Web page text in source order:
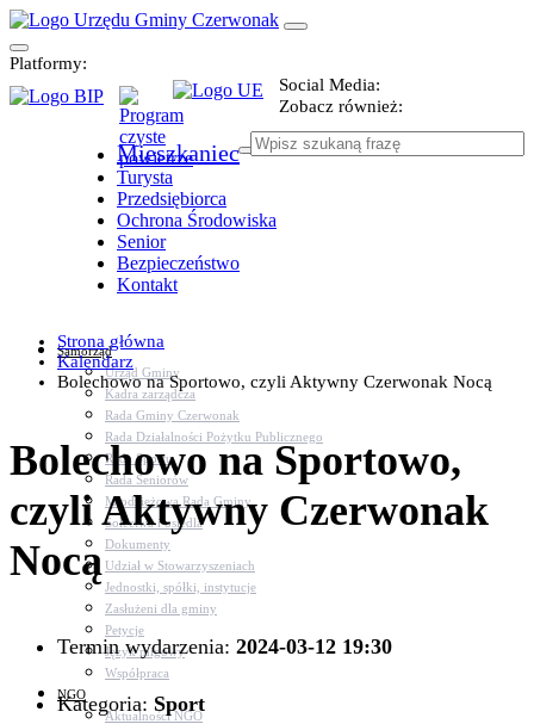
Platformy:
Social Media:
Zobacz również:
Mieszkaniec
Turysta
Przedsiębiorca
Ochrona Środowiska
Senior
Bezpieczeństwo
Kontakt
Samorząd
Urząd Gminy
Kadra zarządcza
Rada Gminy Czerwonak
Rada Działalności Pożytku Publicznego
Rada Sportu
Rada Seniorów
Młodzieżowa Rada Gminy
Sołectwa i osiedla
Dokumenty
Udział w Stowarzyszeniach
Jednostki, spółki, instytucje
Zasłużeni dla gminy
Petycje
Język migowy
Współpraca
NGO
Aktualności NGO
Strona główna
Kalendarz
Bolechowo na Sportowo, czyli Aktywny Czerwonak Nocą
Bolechowo na Sportowo,
czyli Aktywny Czerwonak
Nocą
Termin wydarzenia: 2024-03-12 19:30
Kategoria: Sport